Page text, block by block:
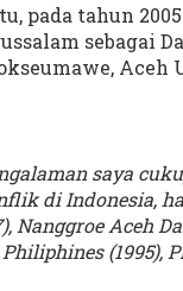
pada tahun
sebagai
Aceh
saya
di Indonesia,
Nanggroe Aceh
(1995),